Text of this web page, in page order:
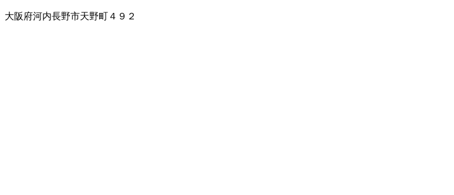
大阪府河内長野市天野町４９２